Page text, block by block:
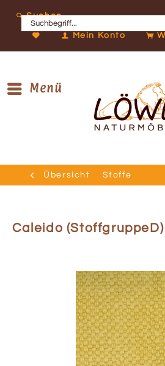
Suchen
Mein Konto
Menü
Übersicht Stoffe
Caleido (StoffgruppeD)